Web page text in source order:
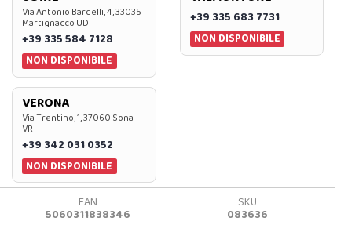
Via Antonio Bardelli, 4, 33035
Martignacco UD
+39 335 584 7128
NON DISPONIBILE
+39 335 683 7731
NON DISPONIBILE
VERONA
Via Trentino, 1, 37060 Sona
VR
+39 342 031 0352
NON DISPONIBILE
EAN
5060311838346
SKU
083636